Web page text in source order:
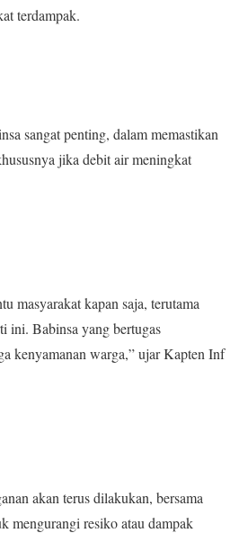
terdampak.
sangat penting, dalam memastikan
jika debit air meningkat
masyarakat kapan saja, terutama
ini. Babinsa yang bertugas
kenyamanan warga,” ujar Kapten Inf
akan terus dilakukan, bersama
mengurangi resiko atau dampak